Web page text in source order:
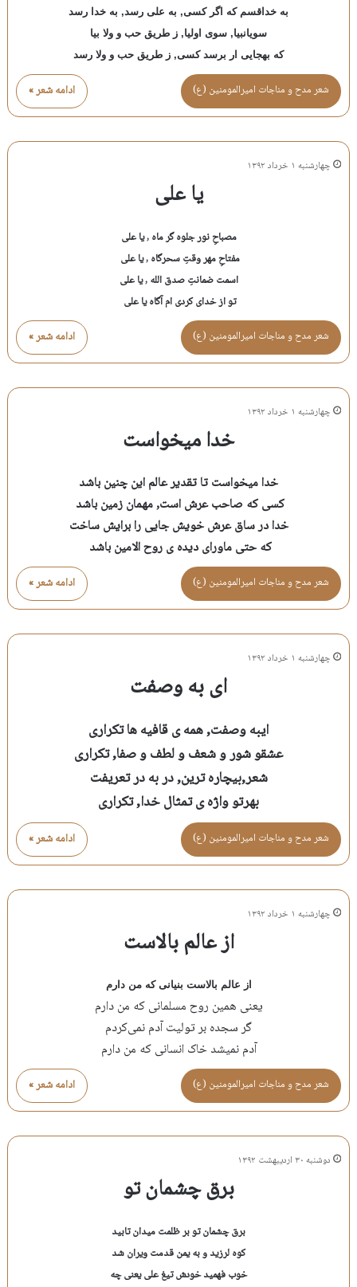
به خداقسم که اگر کسی, به علی رسد, به خدا رسد
سویانبیا, سوی اولیا, ز طریق حب و ولا بیا
که بهجایی ار برسد کسی, ز طریق حب و ولا رسد
ادامه شعر » شعر مدح و مناجات اميرالمومنين (ع)
چهارشنبه ۱ خرداد ۱۳۹۲
یا علی
مصباحِ نور جلوه گر ماه , یا علی
مفتاحِ مهر وقتِ سحرگاه , یا علی
اسمت ضمانتِ صدق الله , یا علی
تو از خدای کردی ام آگاه یا علی
ادامه شعر » شعر مدح و مناجات اميرالمومنين (ع)
چهارشنبه ۱ خرداد ۱۳۹۲
خدا میخواست
خدا میخواست تا تقدیر عالم این چنین باشد
کسی که صاحب عرش است, مهمان زمین باشد
خدا در ساق عرش خویش جایی را برایش ساخت
که حتی ماورای دیده ی روح الامین باشد
ادامه شعر » شعر مدح و مناجات اميرالمومنين (ع)
چهارشنبه ۱ خرداد ۱۳۹۲
ای به وصفت
ایبه وصفت, همه ی قافیه ها تکراری
عشقو شور و شعف و لطف و صفا, تکراری
شعر,بیچاره ترین, در به در تعریفت
بهرتو واژه ی تمثال خدا, تکراری
ادامه شعر » شعر مدح و مناجات اميرالمومنين (ع)
چهارشنبه ۱ خرداد ۱۳۹۲
از عالم بالاست
از عالم بالاست بنیانی که من دارم
یعنی همین روح مسلمانی که من دارم
گر سجده بر تولیت آدم نمی‌کردم
آدم نمیشد خاک انسانی که من دارم
ادامه شعر » شعر مدح و مناجات اميرالمومنين (ع)
دوشنبه ۳۰ اردیبهشت ۱۳۹۲
برق چشمان تو
برق چشمان تو بر ظلمت میدان تابید
کوه لرزید و به یمن قدمت ویران شد
خوب فهمید خودش تیغ علی یعنی چه